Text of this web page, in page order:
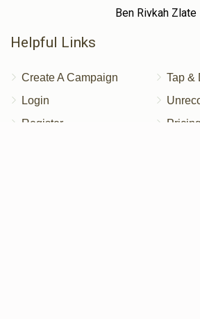
Ben Rivkah Zlate
Helpful Links
Create A Campaign
Login
Register
Tap &
Pricing